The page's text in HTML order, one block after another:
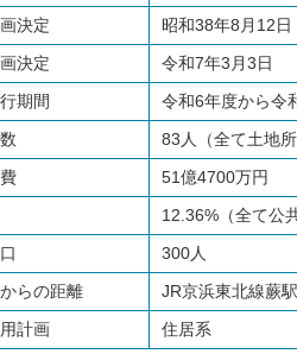
決定
昭和38年8月12日
決定
令和7年3月3日
期間
令和6年度から令
83人（全て土地
51億4700万円
12.36%（全て公
300人
らの距離
JR京浜東北線蕨
計画
住居系